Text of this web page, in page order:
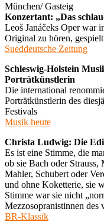
München/ Gasteig
Konzertant: „Das
Leoš Janáčeks Oper war
Original zu hören,
Sueddeutsche Zeitung
Schleswig-Holstein
Porträtkünstlerin
Die international
Porträtkünstlerin des
Festivals
Musik heute
Christa Ludwig: Die
Es ist eine Stimme, die
ob sie Bach oder Strauss,
Mahler, Schubert oder
und ohne Koketterie, sie
Stimme war sie nicht
Mezzosopranistinnen des
BR-Klassik